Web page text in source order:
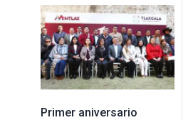
Primer aniversario